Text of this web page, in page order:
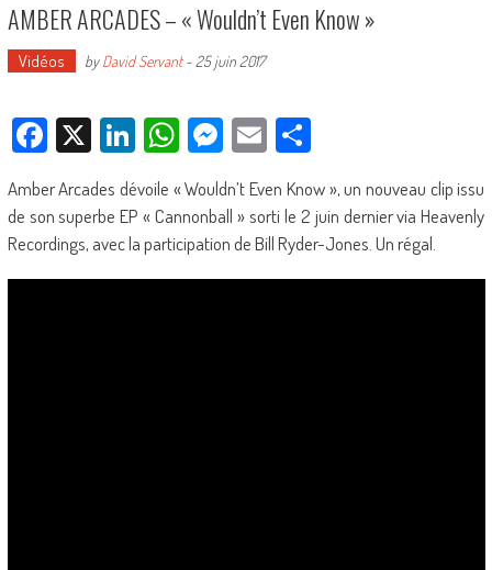
AMBER ARCADES – « Wouldn’t Even Know »
Vidéos byDavid Servant- 25 juin 2017
Facebook
X LinkedIn
WhatsApp
Messenger
EmailPartager
Amber Arcades dévoile « Wouldn’t Even Know », un nouveau clip issu
de son superbe EP « Cannonball » sorti le 2 juin dernier via Heavenly
Recordings, avec la participation de Bill Ryder-Jones. Un régal.